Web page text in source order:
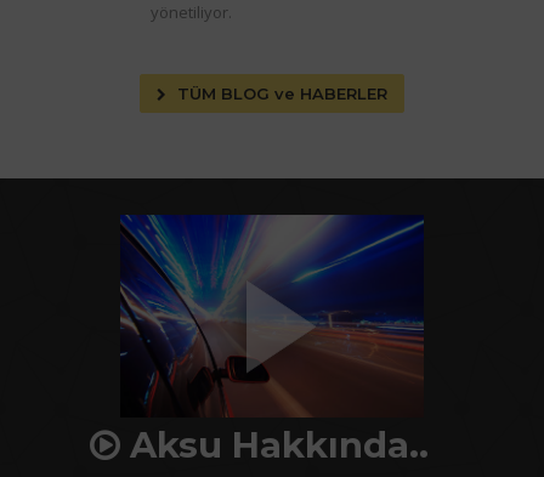
yönetiliyor.
TÜM BLOG ve HABERLER
Aksu Hakkında..